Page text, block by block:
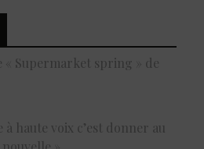
« Supermarket spring » de
à haute voix c’est donner au